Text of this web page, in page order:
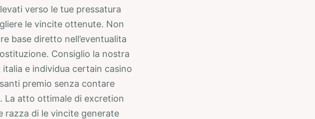
verso le tue pressatura
le vincite ottenute. Non
base diretto nell’eventualita
Consiglio la nostra
e individua certain casino
premio senza contare
La atto ottimale di excretion
razza di le vincite generate